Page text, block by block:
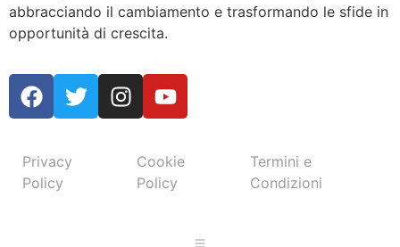
abbracciando il cambiamento e trasformando le sfide in
opportunità di crescita.
Privacy
Policy
Cookie
Policy
Termini e
Condizioni